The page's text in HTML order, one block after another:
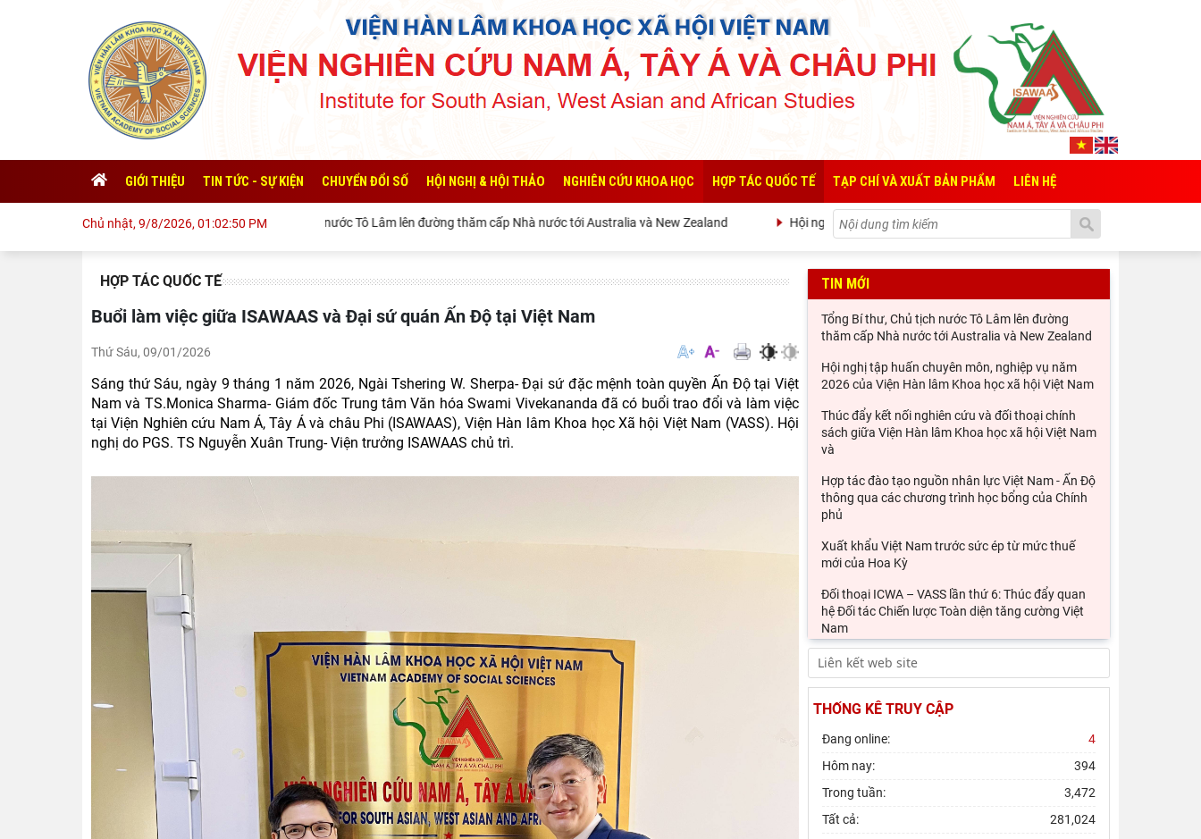
GIỚI THIỆU TIN TỨC - SỰ KIỆN CHUYỂN ĐỔI SỐ HỘI NGHỊ & HỘI THẢO NGHIÊN CỨU KHOA HỌC HỢP TÁC QUỐC TẾ TẠP CHÍ VÀ XUẤT BẢN PHẨM LIÊN HỆ
Chủ nhật, 9/8/2026, 01:02:52 PM
Tổng Bí thư, Chủ tịch nước Tô Lâm lên đường thăm cấp Nhà nước tới Australia và New Zealand Hội nghị tập huấn chuyên môn, nghiệp vụ năm 2026 của Viện Hàn lâm Khoa học xã hội
HỢP TÁC QUỐC TẾ
Buổi làm việc giữa ISAWAAS và Đại sứ quán Ấn Độ tại Việt Nam
Thứ Sáu, 09/01/2026
Sáng thứ Sáu, ngày 9 tháng 1 năm 2026, Ngài Tshering W. Sherpa- Đại sứ đặc mệnh toàn quyền Ấn Độ tại Việt
Nam và TS.Monica Sharma- Giám đốc Trung tâm Văn hóa Swami Vivekanandađã có buổi trao đổi và làm việc
tại Viện Nghiên cứu Nam Á, Tây Á và châu Phi (ISAWAAS), Viện Hàn lâm Khoa học Xã hội Việt Nam (VASS). Hội
nghị do PGS. TS Nguyễn Xuân Trung- Viện trưởng ISAWAAS chủ trì.
TIN MỚI
Tổng Bí thư, Chủ tịch nước Tô Lâm lên đường
thăm cấp Nhà nước tới Australia và New Zealand
Hội nghị tập huấn chuyên môn, nghiệp vụ năm
2026 của Viện Hàn lâm Khoa học xã hội Việt Nam
Thúc đẩy kết nối nghiên cứu và đối thoại chính
sách giữa Viện Hàn lâm Khoa học xã hội Việt Nam
và
Hợp tác đào tạo nguồn nhân lực Việt Nam - Ấn Độ
thông qua các chương trình học bổng của Chính
phủ
Xuất khẩu Việt Nam trước sức ép từ mức thuế
mới của Hoa Kỳ
Đối thoại ICWA – VASS lần thứ 6: Thúc đẩy quan
hệ Đối tác Chiến lược Toàn diện tăng cường Việt
Nam
Từ Chính sách "Hướng Nam mới" và "Hành động
hướng Đông" đến hợp tác công nghệ bán dẫn Đài
thời Thủ tướng Narendra Modi (2014 – 2026).
Từ quan niệm của C.Mác về công bằng phân phối
đến nguyên tắc phân phối trong nền kinh tế thị
THỐNG KÊ TRUY CẬP
Đang online:
4
Hôm nay:
394
Trong tuần:
3,472
Tất cả:
281,024